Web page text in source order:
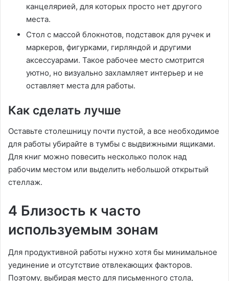
канцелярией, для которых просто нет другого
места.
Стол с массой блокнотов, подставок для ручек и
маркеров, фигурками, гирляндой и другими
аксессуарами. Такое рабочее место смотрится
уютно, но визуально захламляет интерьер и не
оставляет места для работы.
Как сделать лучше
Оставьте столешницу почти пустой, а все необходимое
для работы убирайте в тумбы с выдвижными ящиками.
Для книг можно повесить несколько полок над
рабочим местом или выделить небольшой открытый
стеллаж.
4 Близость к часто
используемым зонам
Для продуктивной работы нужно хотя бы минимальное
уединение и отсутствие отвлекающих факторов.
Поэтому, выбирая место для письменного стола,